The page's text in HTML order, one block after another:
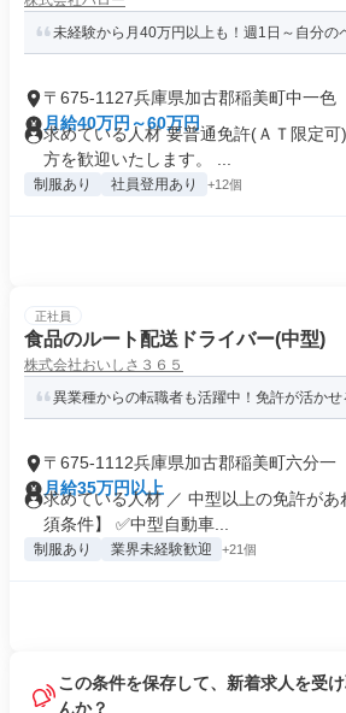
未経験から月40万円以上も！週1日～自分の
〒675-1127兵庫県加古郡稲美町中一色
月給40万円～60万円
求めている人材 要普通免許(ＡＴ限定
方を歓迎いたします。 ...
制服あり 社員登用あり +12個
正社員
食品のルート配送ドライバー(中型)
株式会社おいしさ３６５
異業種からの転職者も活躍中！免許が活かせ
〒675-1112兵庫県加古郡稲美町六分一
月給35万円以上
求めている人材 ／ 中型以上の免許が
須条件】 ✅中型自動車...
制服あり 業界未経験歓迎 +21個
この条件を保存して、新着求人を受
んか？